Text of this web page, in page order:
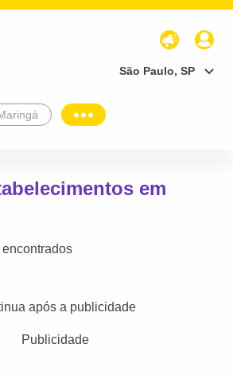
São Paulo, SP
em
após a publicidade
Publicidade